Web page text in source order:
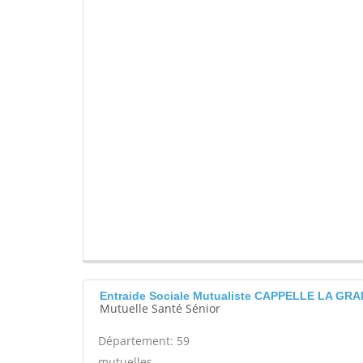
Entraide Sociale Mutualiste CAPPELLE LA
Mutuelle Santé Sénior
Département: 59